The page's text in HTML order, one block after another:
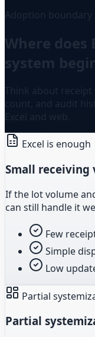
Adoption boundary
Where does
system begin?
Think about
count, and audit
Excel is enough
Small receiving
If the lot volume
can still handle it
Few
Simple
Low
Partial
Partial